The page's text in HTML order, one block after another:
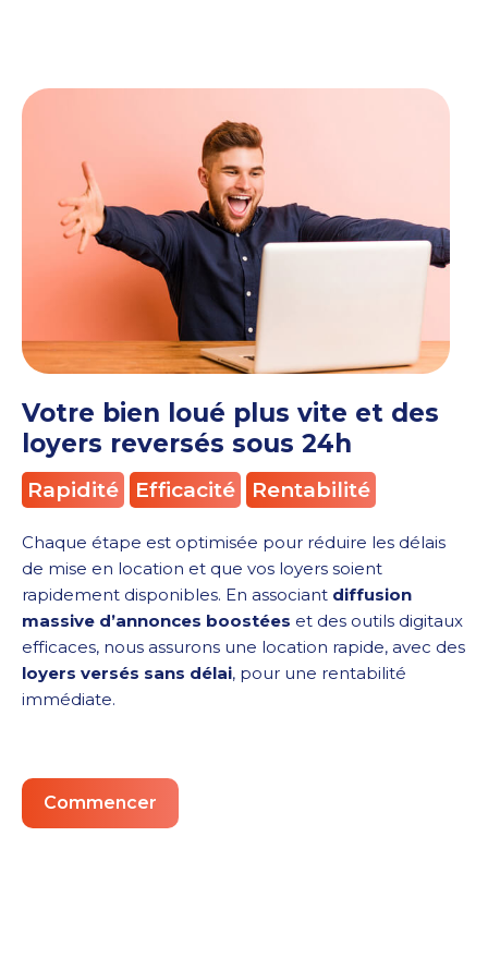
Votre bien loué plus vite et des
loyers reversés sous 24h
Rapidité Efficacité Rentabilité
Chaque étape est optimisée pour réduire les délais
de mise en location et que vos loyers soient
rapidement disponibles. En associant diffusion
massive d’annonces boostées et des outils digitaux
efficaces, nous assurons une location rapide, avec des
loyers versés sans délai, pour une rentabilité
immédiate.
Commencer